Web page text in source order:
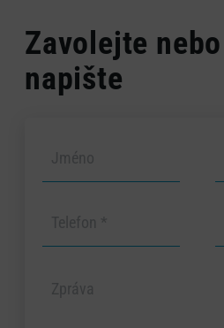
Zavolejte nebo
napište